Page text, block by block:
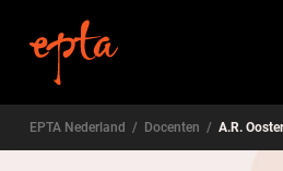
EPTA Nederland / Docenten / A.R.